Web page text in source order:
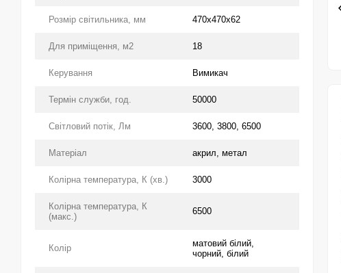
Розмір світильника, мм 470х470х62
Для приміщення, м2 18
Керування Вимикач
Термін служби, год. 50000
Світловий потік, Лм 3600, 3800, 6500
Матеріал акрил, метал
Колірна температура, К (хв.) 3000
Колірна температура, К
(макс.)
6500
Колір
матовий білий,
чорний, білий